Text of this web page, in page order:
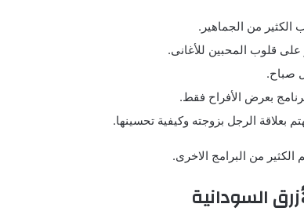
الكثير من الجماهير.
قلوب المحبين للأغانى.
صباح.
بعرض الأفراح فقط.
بعلاقة الرجل بزوجته وكيفية تحسينها.
الكثير من البرامج الاخرى.
السودانية